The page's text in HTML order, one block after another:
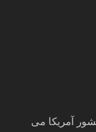
آمریکا می